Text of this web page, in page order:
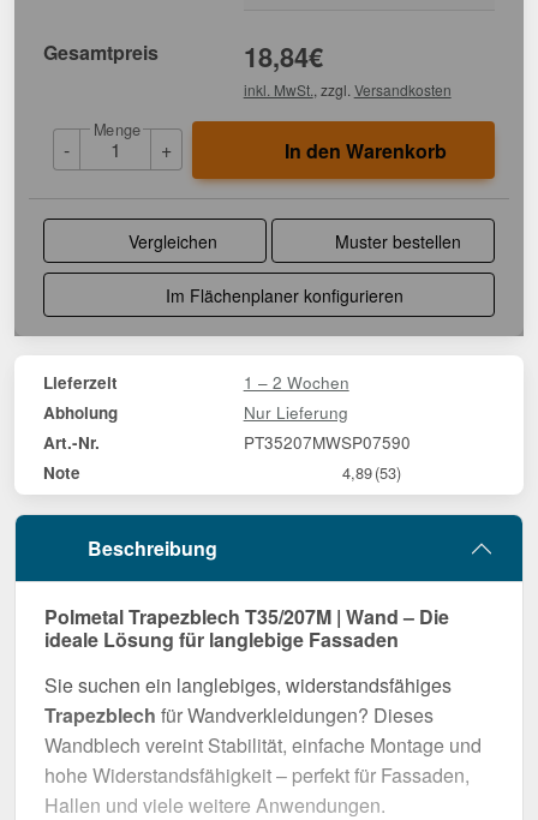
Gesamtpreis 18,84€
inkl. MwSt. , zzgl. Versandkosten
-
Menge
+ In den Warenkorb
Vergleichen Muster bestellen
Im Flächenplaner konfigurieren
Lieferzeit 1 – 2 Wochen
Abholung Nur Lieferung
Art.-Nr. PT35207MWSP07590
Note 4,89(53)
Beschreibung
Polmetal Trapezblech T35/207M | Wand – Die
ideale Lösung für langlebige Fassaden
Sie suchen ein langlebiges, widerstandsfähiges
Trapezblech für Wandverkleidungen? Dieses
Wandblech vereint Stabilität, einfache Montage und
hohe Widerstandsfähigkeit – perfekt für Fassaden,
Hallen und viele weitere Anwendungen.